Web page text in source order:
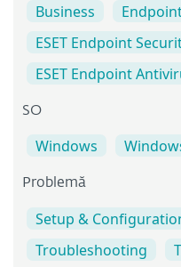
Business
ESET Endpoint
ESET Endpoint
SO
Windows
Problemă
Setup &
Troubleshooting